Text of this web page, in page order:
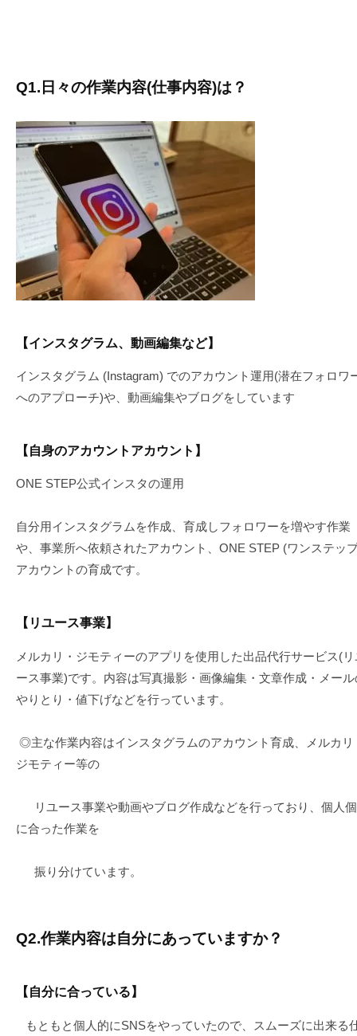
Q1.日々の作業内容(仕事内容)は？
【インスタグラム、動画編集など】
インスタグラム (Instagram) でのアカウント運用(潜在フォロワ
へのアプローチ)や、動画編集やブログをしています
【自身のアカウントアカウント】
ONE STEP公式インスタの運用
自分用インスタグラムを作成、育成しフォロワーを増やす作業
や、事業所へ依頼されたアカウント、ONE STEP (ワンステッ
アカウントの育成です。
【リユース事業】
メルカリ・ジモティーのアプリを使用した出品代行サービス(リ
ース事業)です。内容は写真撮影・画像編集・文章作成・メール
やりとり・値下げなどを行っています。
◎主な作業内容はインスタグラムのアカウント育成、メルカリ
ジモティー等の
リユース事業や動画やブログ作成などを行っており、個人
に合った作業を
振り分けています。
Q2.作業内容は自分にあっていますか？
【自分に合っている】
もともと個人的にSNSをやっていたので、スムーズに出来る